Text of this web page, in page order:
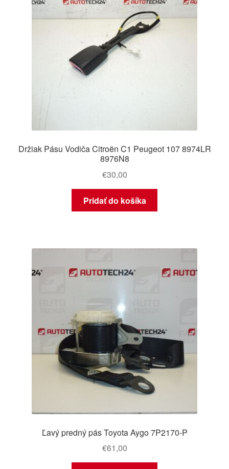
Držiak Pásu Vodiča Citroën C1 Peugeot 107 8974LR
8976N8
€30,00
Pridať do košíka
Ľavý predný pás Toyota Aygo 7P2170-P
€61,00